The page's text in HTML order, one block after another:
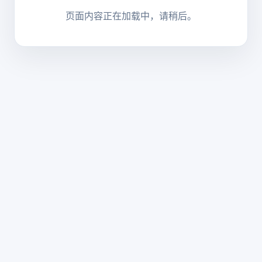
页面内容正在加载中，请稍后。